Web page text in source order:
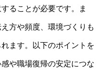
ることが必要です。ま
方や頻度、環境づくりも
ます。以下のポイントを
や職場復帰の安定につな